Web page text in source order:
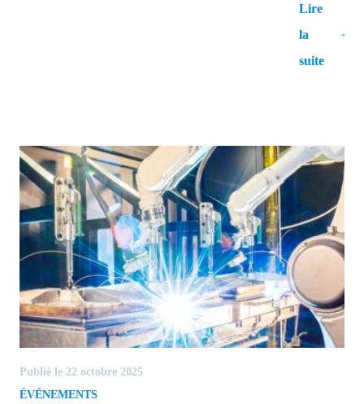
Lire
la
suite
Publié le 22 octobre 2025
ÉVÉNEMENTS